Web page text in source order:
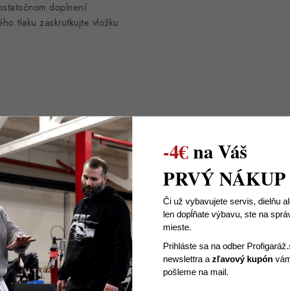
doplnení
tlaku zaskrutkujte vložku
Milan Bačo
15.12.2021
Som veľmi spokojný.
-4€na Váš
PRVÝ NÁKUP
Či už vybavujete servis, dielňu
len dopĺňate výbavu, ste na
mieste.
Prihláste sa na odber
newslettra a zľavový kupón
pošleme na mail.